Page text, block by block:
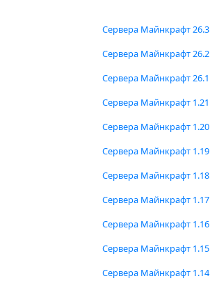
Сервера Майнкрафт 26.3
Сервера Майнкрафт 26.2
Сервера Майнкрафт 26.1
Сервера Майнкрафт 1.21
Сервера Майнкрафт 1.20
Сервера Майнкрафт 1.19
Сервера Майнкрафт 1.18
Сервера Майнкрафт 1.17
Сервера Майнкрафт 1.16
Сервера Майнкрафт 1.15
Сервера Майнкрафт 1.14